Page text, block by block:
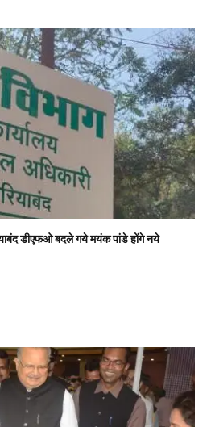
डीएफओ बदले गये मयंक पांडे होंगे नये